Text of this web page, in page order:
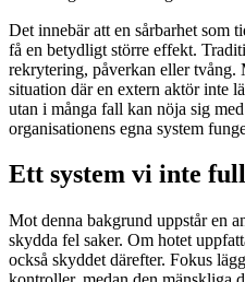
Det innebär att en sårbarhet som
få en betydligt större effekt.
rekrytering, påverkan eller tvång.
situation där en extern aktör inte
utan i många fall kan nöja sig
organisationens egna system
Ett system vi inte
Mot denna bakgrund uppstår en
skydda fel saker. Om hotet
också skyddet därefter. Fokus